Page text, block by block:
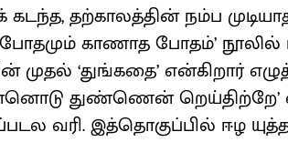
தற்காலத்தின் நம்ப
காணாத போதம்’ நூலில்
முதல் ‘துங்கதை’ என்கிறார்
துண்ணென் றெய்திற்றே’
வரி. இத்தொகுப்பில் ஈழ